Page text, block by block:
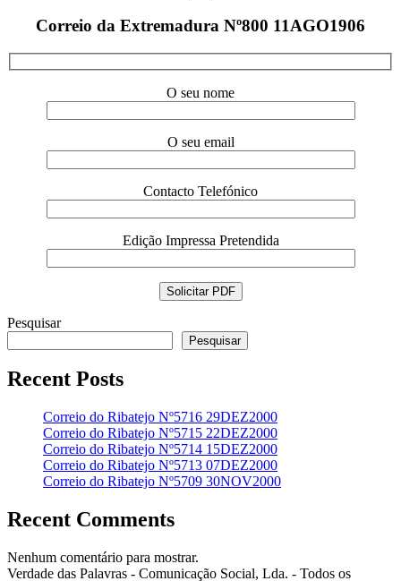
Correio da Extremadura Nº800 11AGO1906
O seu nome
O seu email
Contacto Telefónico
Edição Impressa Pretendida
Pesquisar
Pesquisar
Recent Posts
Correio do Ribatejo Nº5716 29DEZ2000
Correio do Ribatejo Nº5715 22DEZ2000
Correio do Ribatejo Nº5714 15DEZ2000
Correio do Ribatejo Nº5713 07DEZ2000
Correio do Ribatejo Nº5709 30NOV2000
Recent Comments
Nenhum comentário para mostrar.
Verdade das Palavras - Comunicação Social, Lda. - Todos os